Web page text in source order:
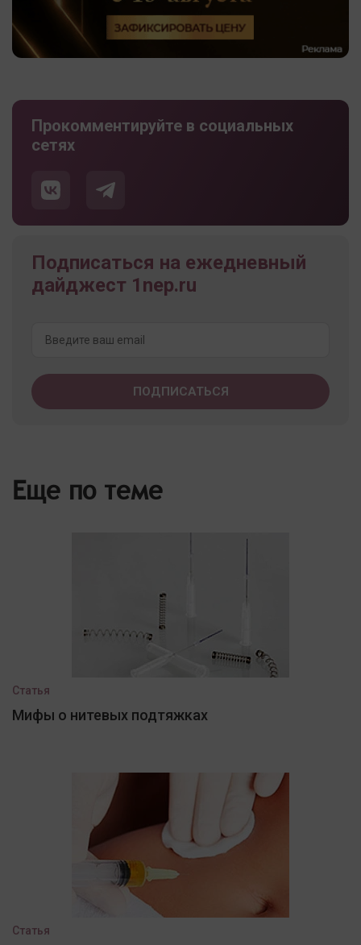
Прокомментируйте в социальных
сетях
Подписаться на ежедневный
дайджест 1nep.ru
Еще по теме
Статья
Мифы о нитевых подтяжках
Статья